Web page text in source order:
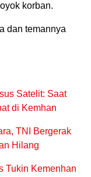
korban.
dan temannya
Satelit: Saat
di Kemhan
TNI Bergerak
Hilang
Tukin Kemenhan